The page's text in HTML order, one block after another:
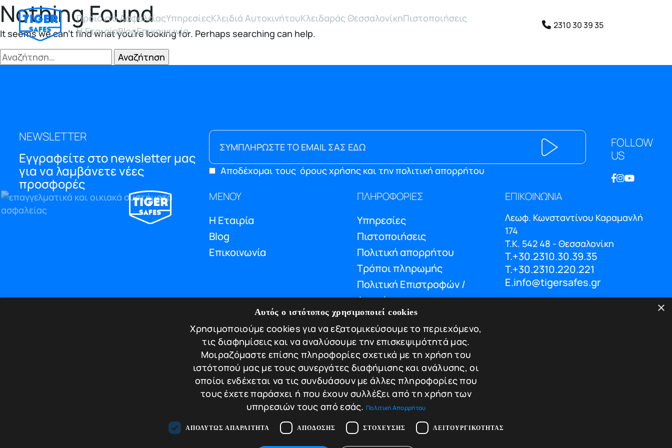
Προϊόντα ΑσφαλείαςΥπηρεσίεςΚλειδιά ΑυτοκινήτουΚλειδαράς ΘεσσαλονίκηΠιστοποιήσεις
Η ΕταιρίαBlogΕπικοινωνία
2310 30 39 35
Nothing Found
It seems we can’t find what you’re looking for. Perhaps searching can help.
Αναζήτηση
για:
NEWSLETTER
Εγγραφείτε στο newsletter μας
για να λαμβάνετε νέες
προσφορές
Αποδέχομαι τουςόρους χρήσης και την πολιτική απορρήτου
FOLLOW
US
ΜΕΝΟΥ
Η Εταιρία
Blog
Επικοινωνία
ΠΛΗΡΟΦΟΡΙΕΣ
Υπηρεσίες
Πιστοποιήσεις
Πολιτική απορρήτου
Τρόποι πληρωμής
Πολιτική Επιστροφών /
Ακυρώσεων
ΕΠΙΚΟΙΝΩΝΙΑ
Λεωφ. Κωνσταντίνου Καραμανλή
174
Τ.Κ. 542 48 - Θεσσαλονίκη
T.+30.2310.30.39.35
T.+30.2310.220.221
E.info@tigersafes.gr
Handcrafted with hard work and love by
×
Αυτός ο ιστότοπος χρησιμοποιεί cookies
Χρησιμοποιούμε cookies για να εξατομικεύσουμε το περιεχόμενο,
τις διαφημίσεις και να αναλύσουμε την επισκεψιμότητά μας.
Μοιραζόμαστε επίσης πληροφορίες σχετικά με τη χρήση του
ιστότοπού μας με τους συνεργάτες διαφήμισης και ανάλυσης, οι
οποίοι ενδέχεται να τις συνδυάσουν με άλλες πληροφορίες που
τους έχετε παράσχει ή που έχουν συλλέξει από τη χρήση των
υπηρεσιών τους από εσάς.Πολιτική Απορρήτου
ΑΠΟΛΎΤΩΣ ΑΠΑΡΑΊΤΗΤΑ ΑΠΌΔΟΣΗΣ ΣΤΌΧΕΥΣΗΣ ΛΕΙΤΟΥΡΓΙΚΌΤΗΤΑΣ